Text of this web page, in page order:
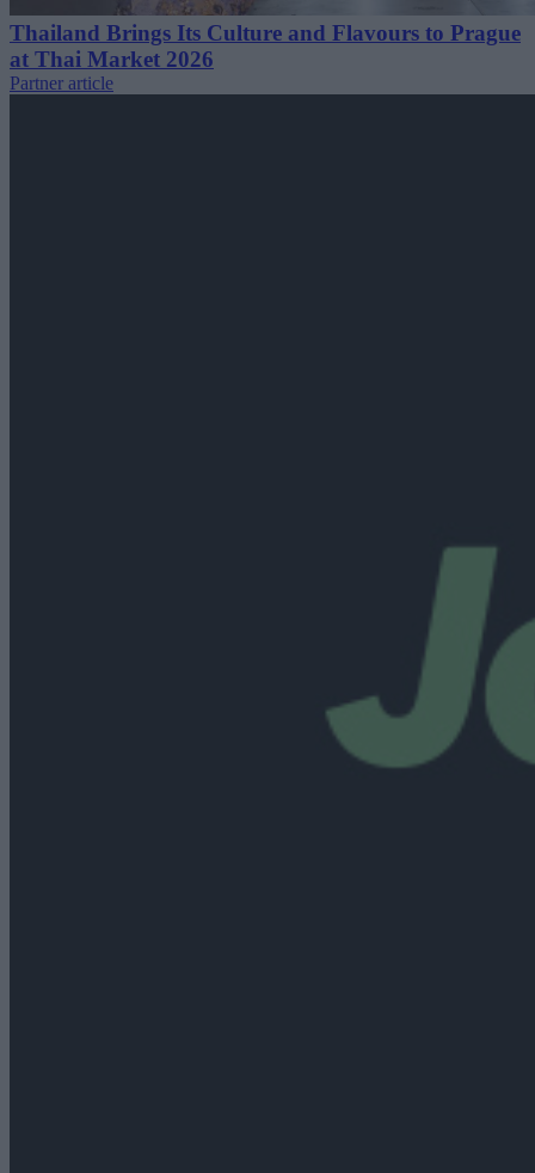
Thailand Brings Its Culture and Flavours to Prague
at Thai Market 2026
Partner article